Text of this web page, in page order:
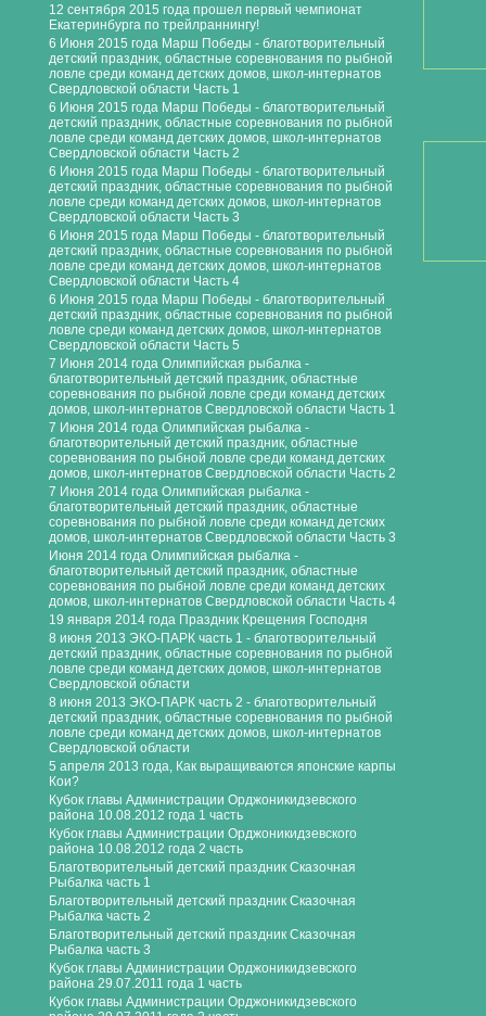
12 сентября 2015 года прошел первый чемпионат
Екатеринбурга по трейлраннингу!
6 Июня 2015 года Марш Победы - благотворительный
детский праздник, областные соревнования по рыбной
ловле среди команд детских домов, школ-интернатов
Свердловской области Часть 1
6 Июня 2015 года Марш Победы - благотворительный
детский праздник, областные соревнования по рыбной
ловле среди команд детских домов, школ-интернатов
Свердловской области Часть 2
6 Июня 2015 года Марш Победы - благотворительный
детский праздник, областные соревнования по рыбной
ловле среди команд детских домов, школ-интернатов
Свердловской области Часть 3
6 Июня 2015 года Марш Победы - благотворительный
детский праздник, областные соревнования по рыбной
ловле среди команд детских домов, школ-интернатов
Свердловской области Часть 4
6 Июня 2015 года Марш Победы - благотворительный
детский праздник, областные соревнования по рыбной
ловле среди команд детских домов, школ-интернатов
Свердловской области Часть 5
7 Июня 2014 года Олимпийская рыбалка -
благотворительный детский праздник, областные
соревнования по рыбной ловле среди команд детских
домов, школ-интернатов Свердловской области Часть 1
7 Июня 2014 года Олимпийская рыбалка -
благотворительный детский праздник, областные
соревнования по рыбной ловле среди команд детских
домов, школ-интернатов Свердловской области Часть 2
7 Июня 2014 года Олимпийская рыбалка -
благотворительный детский праздник, областные
соревнования по рыбной ловле среди команд детских
домов, школ-интернатов Свердловской области Часть 3
Июня 2014 года Олимпийская рыбалка -
благотворительный детский праздник, областные
соревнования по рыбной ловле среди команд детских
домов, школ-интернатов Свердловской области Часть 4
19 января 2014 года Праздник Крещения Господня
8 июня 2013 ЭКО-ПАРК часть 1 - благотворительный
детский праздник, областные соревнования по рыбной
ловле среди команд детских домов, школ-интернатов
Свердловской области
8 июня 2013 ЭКО-ПАРК часть 2 - благотворительный
детский праздник, областные соревнования по рыбной
ловле среди команд детских домов, школ-интернатов
Свердловской области
5 апреля 2013 года, Как выращиваются японские карпы
Кои?
Кубок главы Администрации Орджоникидзевского
района 10.08.2012 года 1 часть
Кубок главы Администрации Орджоникидзевского
района 10.08.2012 года 2 часть
Благотворительный детский праздник Сказочная
Рыбалка часть 1
Благотворительный детский праздник Сказочная
Рыбалка часть 2
Благотворительный детский праздник Сказочная
Рыбалка часть 3
Кубок главы Администрации Орджоникидзевского
района 29.07.2011 года 1 часть
Кубок главы Администрации Орджоникидзевского